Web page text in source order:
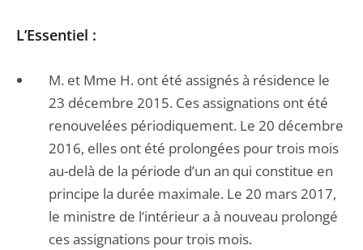
L’Essentiel :
M. et Mme H. ont été assignés à résidence le
23 décembre 2015. Ces assignations ont été
renouvelées périodiquement. Le 20 décembre
2016, elles ont été prolongées pour trois mois
au-delà de la période d’un an qui constitue en
principe la durée maximale. Le 20 mars 2017,
le ministre de l’intérieur a à nouveau prolongé
ces assignations pour trois mois.